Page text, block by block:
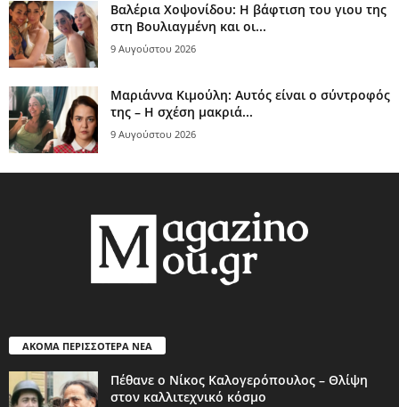
Βαλέρια Χοψονίδου: Η βάφτιση του γιου της
στη Βουλιαγμένη και οι...
9 Αυγούστου 2026
Μαριάννα Κιμούλη: Αυτός είναι ο σύντροφός
της – Η σχέση μακριά...
9 Αυγούστου 2026
ΑΚΟΜΑ ΠΕΡΙΣΣΟΤΕΡΑ ΝΕΑ
Πέθανε ο Νίκος Καλογερόπουλος – Θλίψη
στον καλλιτεχνικό κόσμο